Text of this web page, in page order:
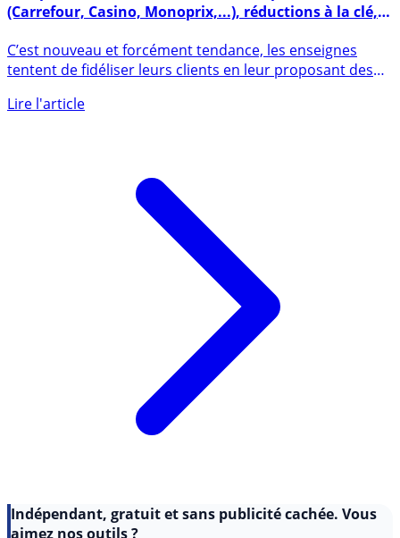
Comparatif des abonnements aux supermarchés
(Carrefour, Casino, Monoprix,...), réductions à la clé,
un bon plan, mais pour qui ?
tentent de fidéliser leurs clients en leur proposant des